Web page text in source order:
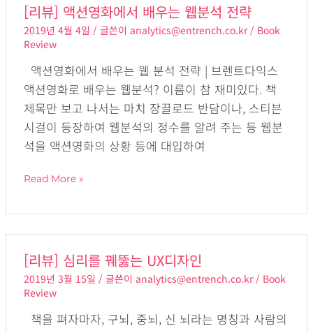
OKR
[리뷰] 액션영화에서 배우는 웹분석 전략
2019년 4월 4일 / 글쓴이 analytics@entrench.co.kr / Book
Review
액션영화에서 배우는 웹 분석 전략 | 브렌트다익스
액션영화로 배우는 웹분석? 이름이 참 재미있다. 책
제목만 보고 나서는 마치 장끌로드 반담이나, 스티븐
시걸이 등장하여 웹분석의 정수를 알려 주는 등 웹분
석을 액션영화의 상황 등에 대입하여
뷰]
액
션
영
화
에
서
배
는
전
략
Read More »
[리뷰] 심리를 꿰뚫는 UX디자인
2019년 3월 15일/ 글쓴이 analytics@entrench.co.kr/ Book
Review
책을 펴자마자, 구뇌, 중뇌, 신 뇌라는 명칭과 사람의
뷰]
심
리
를